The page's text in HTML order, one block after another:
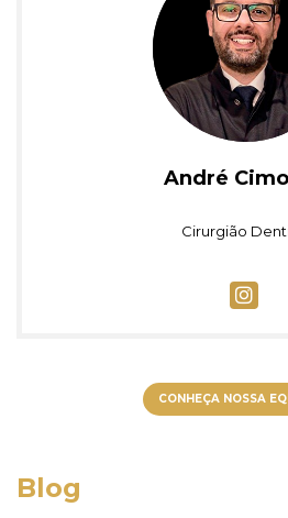
André
Cirurgião
CONHEÇA NOSSA
Blog